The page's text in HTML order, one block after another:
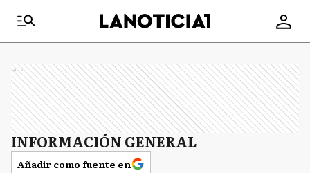
Ads
INFORMACIÓN GENERAL
Añadir como fuente en